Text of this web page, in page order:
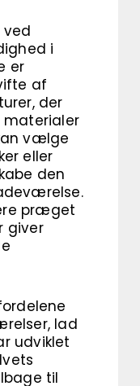
ved
i
er
af
der
materialer
vælge
eller
den
præget
giver
lad
udviklet
til